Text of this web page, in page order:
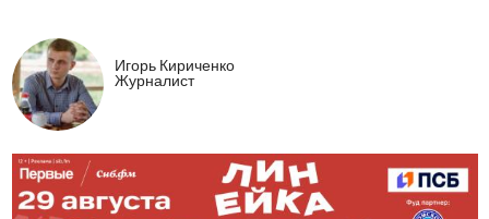
Игорь Кириченко
Журналист